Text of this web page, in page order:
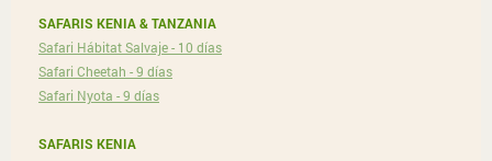
SAFARIS KENIA & TANZANIA
Safari Hábitat Salvaje - 10 días
Safari Cheetah - 9 días
Safari Nyota - 9 días
SAFARIS KENIA